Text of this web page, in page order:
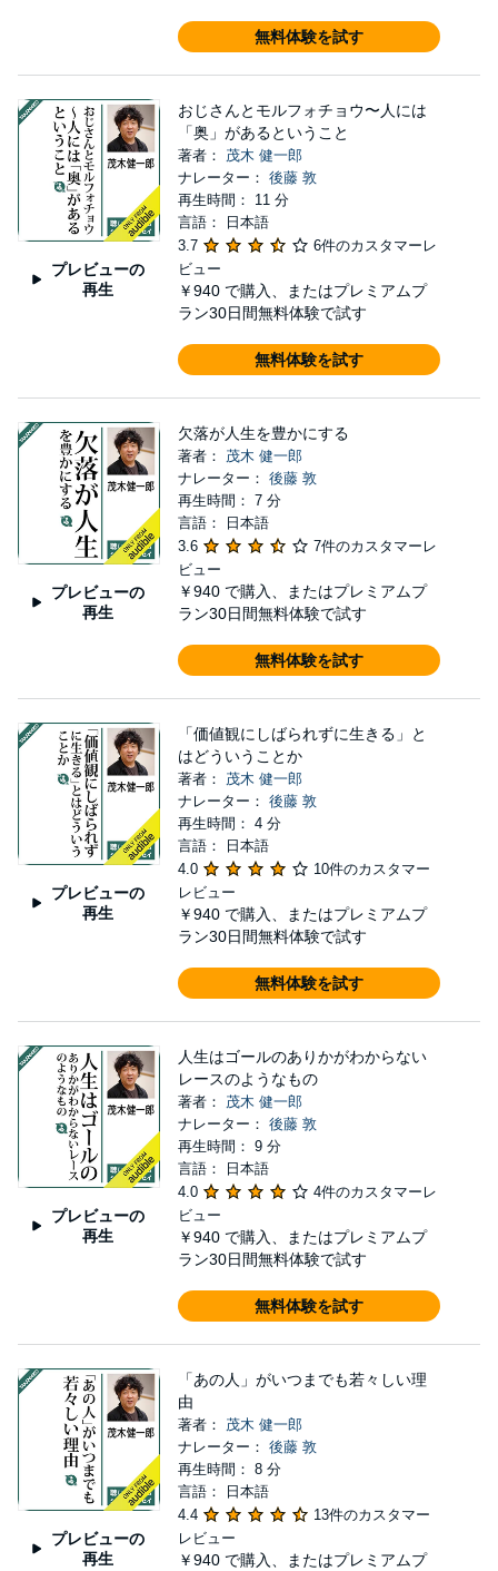
無料体験を試す
プレビューの
再生
おじさんとモルフォチョウ〜人には
「奥」があるということ
著者： 茂木 健一郎
ナレーター： 後藤 敦
再生時間： 11 分
言語： 日本語
3.7
6件のカスタマーレ
ビュー
￥940 で購入、またはプレミアムプ
ラン30日間無料体験で試す
無料体験を試す
プレビューの
再生
欠落が人生を豊かにする
著者： 茂木 健一郎
ナレーター： 後藤 敦
再生時間： 7 分
言語： 日本語
3.6
7件のカスタマーレ
ビュー
￥940 で購入、またはプレミアムプ
ラン30日間無料体験で試す
無料体験を試す
プレビューの
再生
「価値観にしばられずに生きる」と
はどういうことか
著者： 茂木 健一郎
ナレーター： 後藤 敦
再生時間： 4 分
言語： 日本語
4.0
10件のカスタマー
レビュー
￥940 で購入、またはプレミアムプ
ラン30日間無料体験で試す
無料体験を試す
プレビューの
再生
人生はゴールのありかがわからない
レースのようなもの
著者： 茂木 健一郎
ナレーター： 後藤 敦
再生時間： 9 分
言語： 日本語
4.0
4件のカスタマーレ
ビュー
￥940 で購入、またはプレミアムプ
ラン30日間無料体験で試す
無料体験を試す
プレビューの
再生
「あの人」がいつまでも若々しい理
由
著者： 茂木 健一郎
ナレーター： 後藤 敦
再生時間： 8 分
言語： 日本語
4.4
13件のカスタマー
レビュー
￥940 で購入、またはプレミアムプ